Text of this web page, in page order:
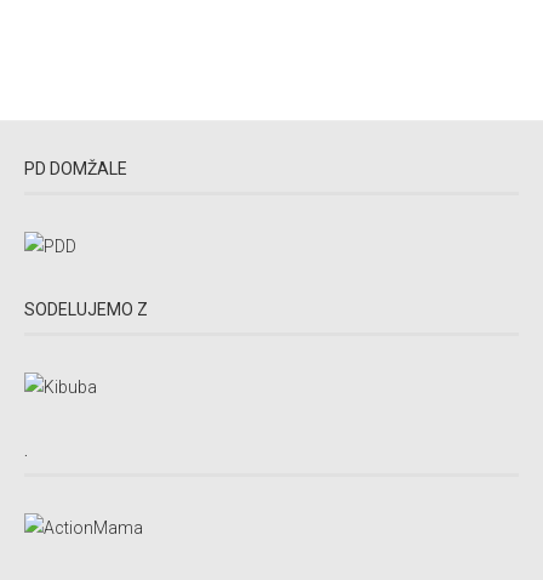
PD DOMŽALE
SODELUJEMO Z